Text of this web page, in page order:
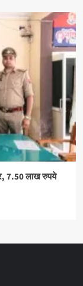
7.50 लाख रुपये